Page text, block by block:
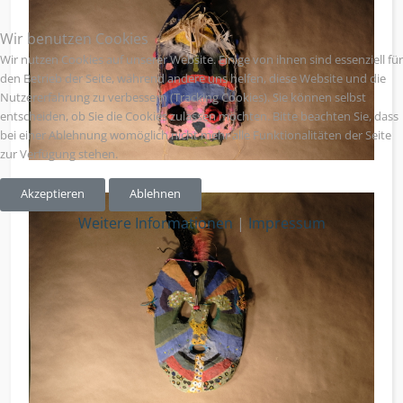
+
Wir benutzen Cookies
Wir nutzen Cookies auf unserer Website. Einige von ihnen sind essenziell für
den Betrieb der Seite, während andere uns helfen, diese Website und die
Nutzererfahrung zu verbessern (Tracking Cookies). Sie können selbst
entscheiden, ob Sie die Cookies zulassen möchten. Bitte beachten Sie, dass
bei einer Ablehnung womöglich nicht mehr alle Funktionalitäten der Seite
zur Verfügung stehen.
Akzeptieren Ablehnen
Weitere Informationen | Impressum